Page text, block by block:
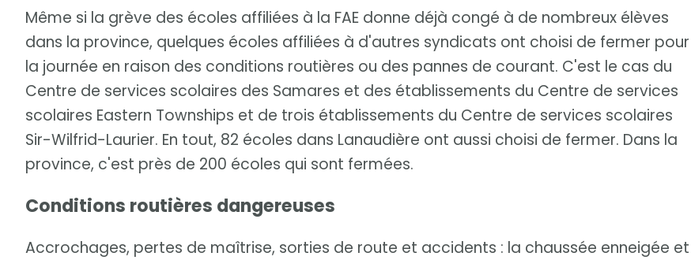
Même si la grève des écoles affiliées à la FAE donne déjà congé à de nombreux élèves
dans la province, quelques écoles affiliées à d'autres syndicats ont choisi de fermer pour
la journée en raison des conditions routières ou des pannes de courant. C'est le cas du
Centre de services scolaires des Samares et des établissements du Centre de services
scolaires Eastern Townships et de trois établissements du Centre de services scolaires
Sir-Wilfrid-Laurier. En tout, 82 écoles dans Lanaudière ont aussi choisi de fermer. Dans la
province, c'est près de 200 écoles qui sont fermées.
Conditions routières dangereuses
Accrochages, pertes de maîtrise, sorties de route et accidents : la chaussée enneigée et